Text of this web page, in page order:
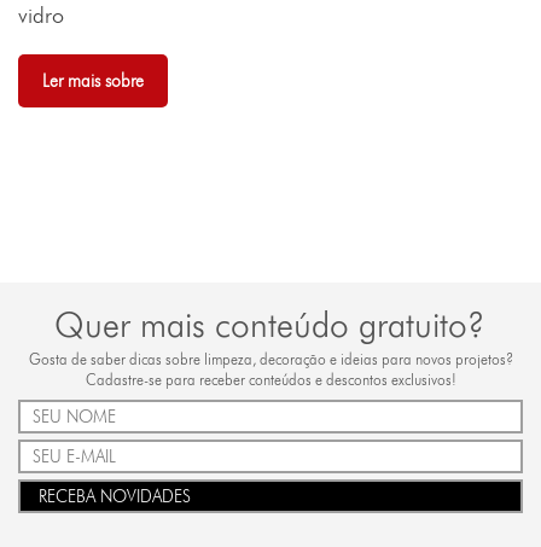
vidro
Ler mais sobre
Quer mais conteúdo gratuito?
Gosta de saber dicas sobre limpeza, decoração e ideias para novos projetos?
Cadastre-se para receber conteúdos e descontos exclusivos!
RECEBA NOVIDADES